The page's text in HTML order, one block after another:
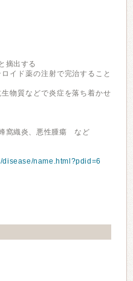
摘出する
イド薬の注射で完治すること
物質などで炎症を落ち着かせ
窩織炎、悪性腫瘍 など
name.html?pdid=6